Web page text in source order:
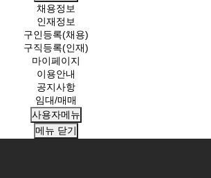
채용정보
인재정보
구인등록(채용)
구직등록(인재)
마이페이지
이용안내
공지사항
임대/매매
사용자메뉴
메뉴 닫기